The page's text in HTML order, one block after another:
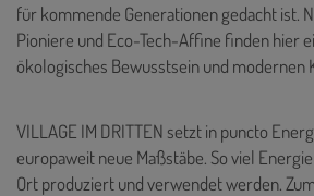
für kommende Generationen gedacht ist.
Pioniere und Eco-Tech-Affine finden hier
ökologisches Bewusstsein und modernen
VILLAGE IM DRITTEN setzt in puncto
europaweit neue Maßstäbe. So viel
Ort produziert und verwendet werden.